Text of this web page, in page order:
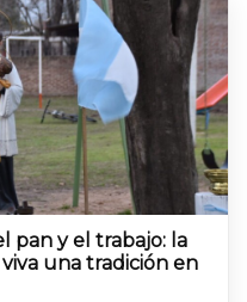
pan y el trabajo: la
una tradición en